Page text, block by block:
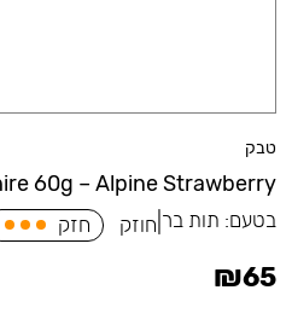
טבק
60g – Alpine Strawberry
בטעם: תות בר חוזק חזק
₪65